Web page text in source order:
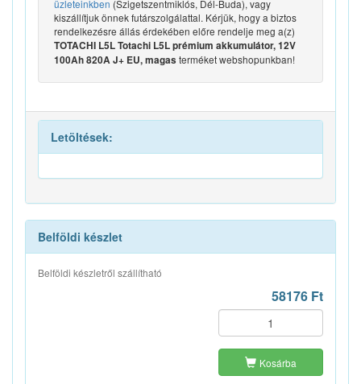
üzleteinkben (Szigetszentmiklós, Dél-Buda), vagy
kiszállítjuk önnek futárszolgálattal. Kérjük, hogy a biztos
rendelkezésre állás érdekében előre rendelje meg a(z)
TOTACHI L5L Totachi L5L prémium akkumulátor, 12V
100Ah 820A J+ EU, magas terméket webshopunkban!
Letöltések:
Belföldi készlet
Belföldi készletről szállítható
58176 Ft
Kosárba